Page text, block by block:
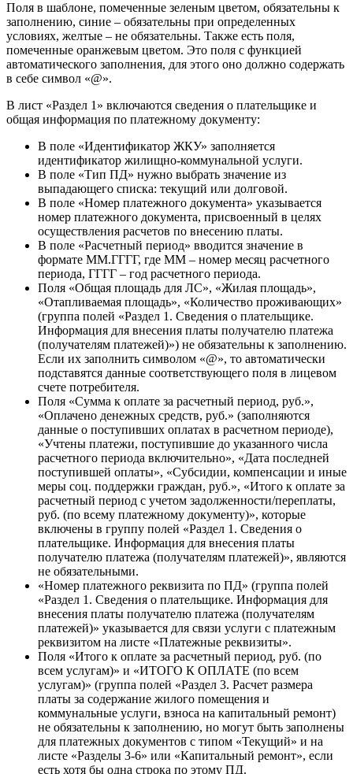
Поля в шаблоне, помеченные зеленым цветом, обязательны к
заполнению, синие – обязательны при определенных
условиях, желтые – не обязательны. Также есть поля,
помеченные оранжевым цветом. Это поля с функцией
автоматического заполнения, для этого оно должно содержать
в себе символ «@».
В лист «Раздел 1» включаются сведения о плательщике и
общая информация по платежному документу:
В поле «Идентификатор ЖКУ» заполняется
идентификатор жилищно-коммунальной услуги.
В поле «Тип ПД» нужно выбрать значение из
выпадающего списка: текущий или долговой.
В поле «Номер платежного документа» указывается
номер платежного документа, присвоенный в целях
осуществления расчетов по внесению платы.
В поле «Расчетный период» вводится значение в
формате ММ.ГГГГ, где ММ – номер месяц расчетного
периода, ГГГГ – год расчетного периода.
Поля «Общая площадь для ЛС», «Жилая площадь»,
«Отапливаемая площадь», «Количество проживающих»
(группа полей «Раздел 1. Сведения о плательщике.
Информация для внесения платы получателю платежа
(получателям платежей)») не обязательны к заполнению.
Если их заполнить символом «@», то автоматически
подставятся данные соответствующего поля в лицевом
счете потребителя.
Поля «Сумма к оплате за расчетный период, руб.»,
«Оплачено денежных средств, руб.» (заполняются
данные о поступивших оплатах в расчетном периоде),
«Учтены платежи, поступившие до указанного числа
расчетного периода включительно», «Дата последней
поступившей оплаты», «Субсидии, компенсации и иные
меры соц. поддержки граждан, руб.», «Итого к оплате за
расчетный период c учетом задолженности/переплаты,
руб. (по всему платежному документу)», которые
включены в группу полей «Раздел 1. Сведения о
плательщике. Информация для внесения платы
получателю платежа (получателям платежей)», являются
не обязательными.
«Номер платежного реквизита по ПД» (группа полей
«Раздел 1. Сведения о плательщике. Информация для
внесения платы получателю платежа (получателям
платежей)» указывается для связи услуги с платежным
реквизитом на листе «Платежные реквизиты».
Поля «Итого к оплате за расчетный период, руб. (по
всем услугам)» и «ИТОГО К ОПЛАТЕ (по всем
услугам)» (группа полей «Раздел 3. Расчет размера
платы за содержание жилого помещения и
коммунальные услуги, взноса на капитальный ремонт)
не обязательны к заполнению, но могут быть заполнены
для платежных документов с типом «Текущий» и на
листе «Разделы 3-6» или «Капитальный ремонт», если
есть хотя бы одна строка по этому ПД.